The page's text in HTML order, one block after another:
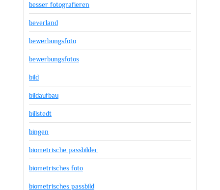
besser fotografieren
beverland
bewerbungsfoto
bewerbungsfotos
bild
bildaufbau
billstedt
bingen
biometrische passbilder
biometrisches foto
biometrisches passbild